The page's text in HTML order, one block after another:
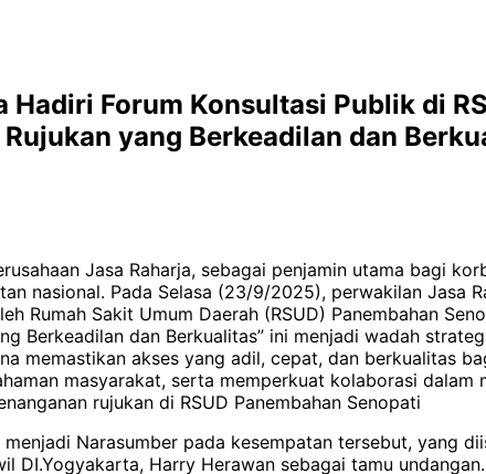
Hadiri Forum Konsultasi Publik di
yang Berkeadilan dan
Jasa Raharja, sebagai penjamin utama bagi
nasional. Pada Selasa (23/9/2025), perwakilan Jasa
Rumah Sakit Umum Daerah (RSUD) Panembahan
Berkeadilan dan Berkualitas” ini menjadi wadah
memastikan akses yang adil, cepat, dan berkualitas
masyarakat, serta memperkuat kolaborasi
rujukan di RSUD Panembahan Senopati
Narasumber pada kesempatan tersebut, yang
DI.Yogyakarta, Harry Herawan sebagai tamu undangan.